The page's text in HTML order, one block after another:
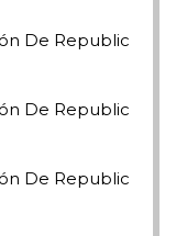
De Republic
De Republic
De Republic